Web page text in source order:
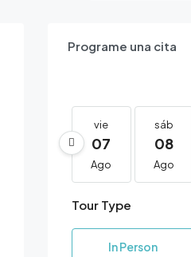
Programe una cita
vie
07
Ago
sáb
08
Ago
Tour Type
In Person